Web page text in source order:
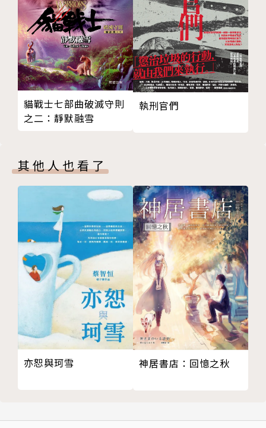
作者簡介
黎紫書
原名林寶玲，1971年生，是近十年來馬來西亞最被看
好的華文作家之一，24歲時便奪下第三屆花蹤馬華小
說獎首獎（1995年），之後接連連得獎，是自有花蹤
文學獎以來，獲得花蹤大獎最多的馬華年輕作家。同時
篇小說首獎；2005年同年獲第二十七屆聯合報文學獎
短篇小說評審獎、第二十八屆時報文學獎短篇小說評審
以天才女作家之姿在文壇嶄露頭角的黎紫書，被出版人
詹宏志譽為「夢幻作家」，更於1999年將她的作品首
度引進台灣，讓讀者得以接觸到她的作品。
黎紫書已出版著作有：長篇小說《告別的年代》（聯
經）；短篇小說集《野菩薩》（聯經）、《天國之
門》、《山瘟》（麥田）、《出走的樂園》（廣州花
城）；微型小說集《簡寫》、《無巧不成書》（寶瓶文
化）、《微型黎紫書》；散文《因時光無序》；個人文
二●西走
晚上9點的陽光
暫停鍵
左手世界
遣悲懷
行道
夢有所
聽‧從
在我很安靜的時候
在那遙遠的地方
停不下來／祁國中
三●逐處
離騷
湛寂時
魔鏡
味覺成都
越境速寫
字塚
你不是別人
瓶中書
貓戰士七部曲破滅守則
之二：靜默融雪
執刑官們
其他人也看了
亦恕與珂雪 神居書店：回憶之秋